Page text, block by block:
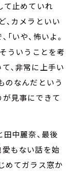
て止めていれ
カメラといい
いや、怖いよ。
ういうことを考
、非常に上手い
のなんだという
見事にできて
田中麗奈、最後
もない話を始
めてガラス窓か